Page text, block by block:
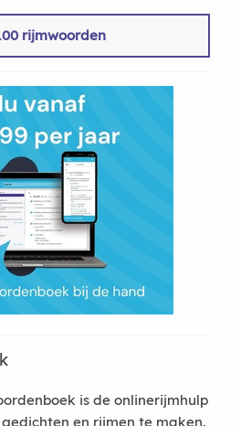
rijmwoorden
is de onlinerijmhulp
en rijmen te maken.